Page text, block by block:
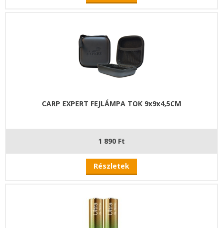
CARP EXPERT FEJLÁMPA TOK 9x9x4,5CM
1 890 Ft
Részletek